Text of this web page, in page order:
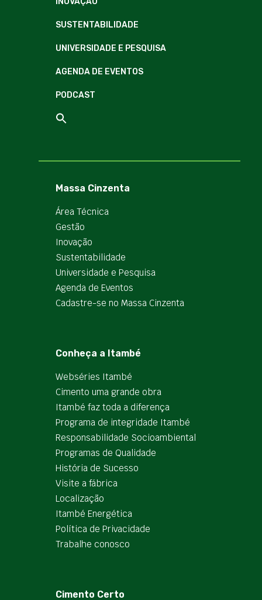
SUSTENTABILIDADE
UNIVERSIDADE E PESQUISA
AGENDA DE EVENTOS
PODCAST
Massa Cinzenta
Área Técnica
Gestão
Inovação
Sustentabilidade
Universidade e Pesquisa
Agenda de Eventos
Cadastre-se no Massa Cinzenta
Conheça a Itambé
Webséries Itambé
Cimento uma grande obra
Itambé faz toda a diferença
Programa de integridade Itambé
Responsabilidade Socioambiental
Programas de Qualidade
História de Sucesso
Visite a fábrica
Localização
Itambé Energética
Política de Privacidade
Trabalhe conosco
Cimento Certo